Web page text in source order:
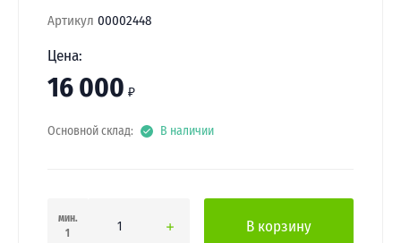
Артикул 00002448
Цена:
16 000 ₽
Основной склад: В наличии
мин.
1
В корзину